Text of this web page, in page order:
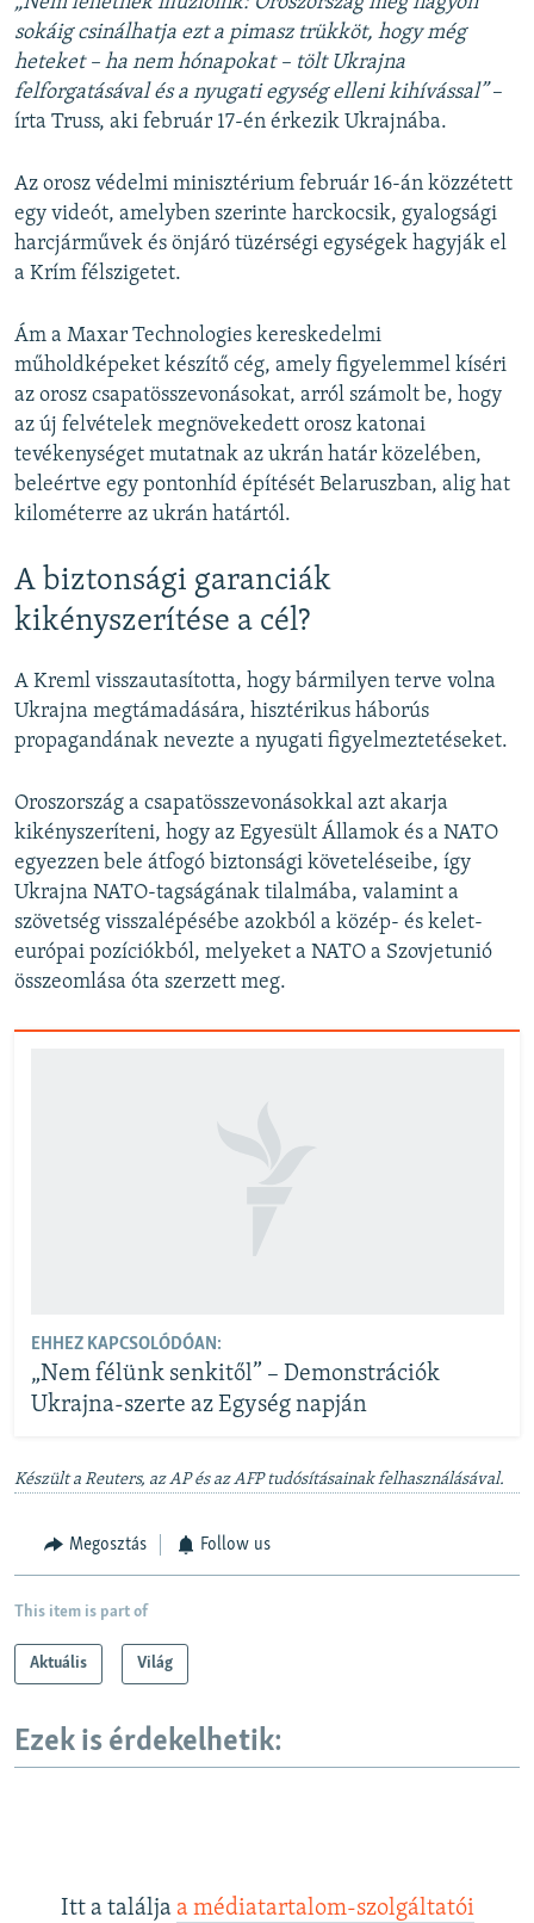
sokáig csinálhatja ezt a pimasz trükköt, hogy még
heteket – ha nem hónapokat – tölt Ukrajna
felforgatásával és a nyugati egység elleni kihívással”–
írta Truss, aki február 17-én érkezik Ukrajnába.
Az orosz védelmi minisztérium február 16-án közzétett
egy videót, amelyben szerinte harckocsik, gyalogsági
harcjárművek és önjáró tüzérségi egységek hagyják el
a Krím félszigetet.
Ám a Maxar Technologies kereskedelmi
műholdképeket készítő cég, amely figyelemmel kíséri
az orosz csapatösszevonásokat, arról számolt be, hogy
az új felvételek megnövekedett orosz katonai
tevékenységet mutatnak az ukrán határ közelében,
beleértve egy pontonhíd építését Belaruszban, alig hat
kilométerre az ukrán határtól.
A biztonsági garanciák
kikényszerítése a cél?
A Kreml visszautasította, hogy bármilyen terve volna
Ukrajna megtámadására, hisztérikus háborús
propagandának nevezte a nyugati figyelmeztetéseket.
Oroszország a csapatösszevonásokkal azt akarja
kikényszeríteni, hogy az Egyesült Államok és a NATO
egyezzen bele átfogó biztonsági követeléseibe, így
Ukrajna NATO-tagságának tilalmába, valamint a
szövetség visszalépésébe azokból a közép- és kelet-
európai pozíciókból, melyeket a NATO a Szovjetunió
összeomlása óta szerzett meg.
EHHEZ KAPCSOLÓDÓAN:
„Nem félünk senkitől” – Demonstrációk
Ukrajna-szerte az Egység napján
Készült a Reuters, az AP és az AFP tudósításainak felhasználásával.
Megosztás Follow us
This item is part of
Aktuális Világ
Ezek is érdekelhetik:
Itt a találja a médiatartalom-szolgáltatói